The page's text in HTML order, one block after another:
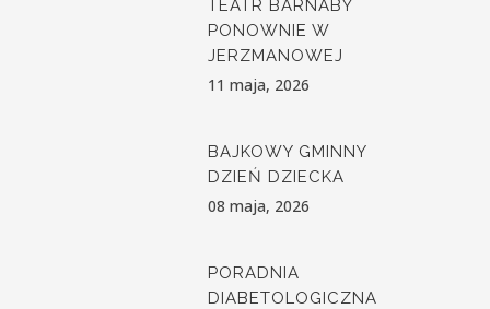
TEATR BARNABY
PONOWNIE W
JERZMANOWEJ
11 maja, 2026
BAJKOWY GMINNY
DZIEŃ DZIECKA
08 maja, 2026
PORADNIA
DIABETOLOGICZNA